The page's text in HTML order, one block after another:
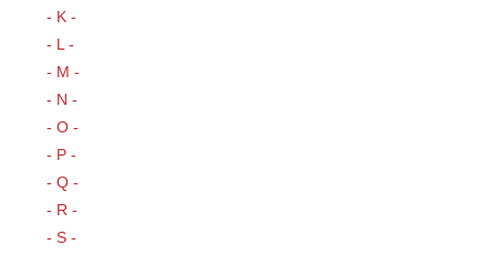
- K -
- L -
- M -
- N -
- O -
- P -
- Q -
- R -
- S -